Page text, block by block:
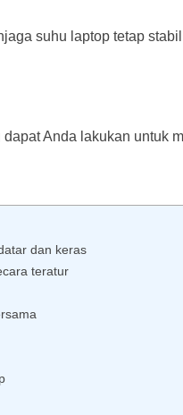
suhu laptop tetap
Anda lakukan untuk
dan keras
teratur